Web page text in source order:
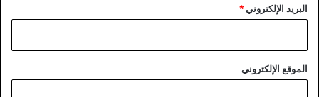
البريد الإلكتروني*
الموقع الإلكتروني